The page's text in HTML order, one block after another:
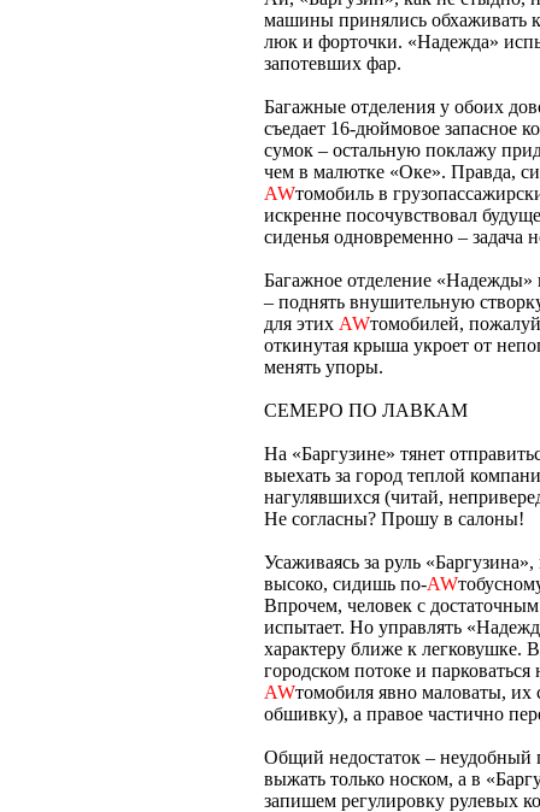
машины принялись обхаживать
люк и форточки. «Надежда»
запотевших фар.
Багажные отделения у обоих
съедает 16-дюймовое запасное
сумок – остальную поклажу
чем в малютке «Оке». Правда,
AWтомобиль в
искренне посочувствовал
сиденья одновременно – задача
Багажное отделение «Надежды»
– поднять внушительную
для этих AWтомобилей,
откинутая крыша укроет от
менять упоры.
СЕМЕРО ПО ЛАВКАМ
На «Баргузине» тянет
выехать за город теплой
нагулявшихся (читай,
Не согласны? Прошу в салоны!
Усаживаясь за руль
высоко, сидишь по-AW
Впрочем, человек с
испытает. Но управлять
характеру ближе к легковушке.
городском потоке и парковаться
AWтомобиля явно маловаты, их
обшивку), а правое частично
Общий недостаток –
выжать только носком, а в
запишем регулировку рулевых